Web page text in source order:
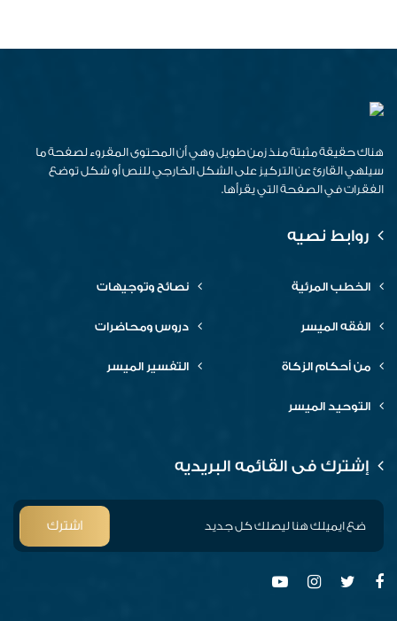
هناك حقيقة مثبتة منذ زمن طويل وهي أن المحتوى المقروء لصفحة ما
سيلهي القارئ عن التركيز على الشكل الخارجي للنص أو شكل توضع
الفقرات في الصفحة التي يقرأها.
روابط نصيه
الخطب المرئية نصائح وتوجيهات
الفقه الميسر دروس ومحاضرات
من أحكام الزكاة التفسير الميسر
التوحيد الميسر
إشترك فى القائمه البريديه